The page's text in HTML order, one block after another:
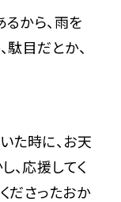
から、雨を
目だとか、
た時に、お天
、応援してく
ださったおか